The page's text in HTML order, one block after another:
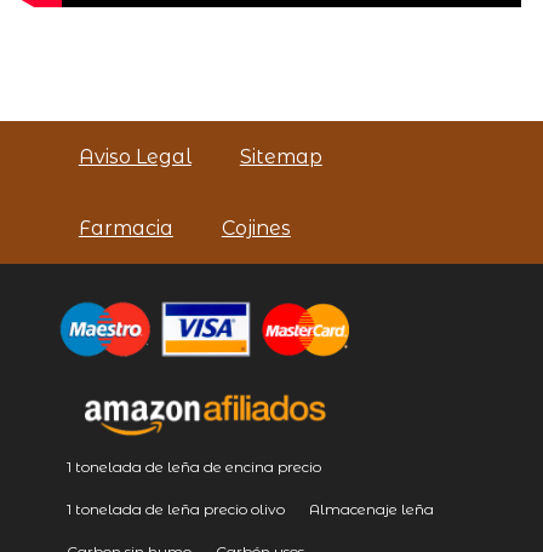
Aviso Legal Sitemap
Farmacia Cojines
1 tonelada de leña de encina precio
1 tonelada de leña precio olivo Almacenaje leña